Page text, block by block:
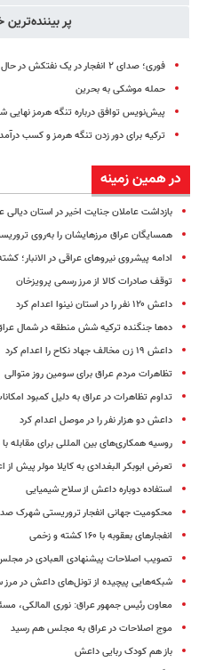
پر بیننده‌ترین
فوری؛ صدای ۲ انفجار در یک نفتکش در حال عبور از تنگه هرمز شنیده شد
حمله موشکی به بحرین
پیش‌نویس توافق درباره تنگه هرمز
ترکیه برای دور زدن تنگه هرمز و کسب
در همین زمینه
بازداشت عاملان جنایت اخیر در استان دیالی
همسایگان عراق مرزهایشان را به‌روی
ادامه پیشروی نیروهای عراقی در الانبار؛ کشته شدن ۱۰۸
توقف صادرات کالا از مرز رسمی پرویزخان
داعش ۱۲۰ نفر را در استان نینوا اعدام کرد
ده‌ها جنگنده ترکیه شش منطقه در شمال عراق
داعش ۱۹ زن مخالف جهاد نکاح را اعدام کرد
تظاهرات مردم عراق برای سومین روز متوالی
تداوم تظاهرات در عراق به دلیل کمبود
داعش دو هزار نفر را در موصل اعدام کرد
روسیه همکاری‌های بین المللی برای مقابله
تعرض ابوبکر البغدادی به کایلا مولر پیش از
استفاده دوباره داعش از سلاح شیمیایی
محکومیت جهانی انفجار تروریستی شهرک
انفجارهای بعقوبه با ۱۶۰ کشته و زخمی
تصویب اصلاحات پیشنهادی العبادی در
شبکه‌هایی پیچیده از تونل‌های داعش در
معاون رئیس جمهور عراق:‌ نوری المالکی،
موج اصلاحات در عراق به مجلس هم رسید
باز هم کودک ربایی داعش